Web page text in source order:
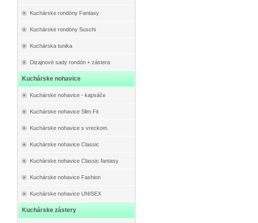
Kuchárske rondóny Fantasy
Kuchárske rondóny Suschi
Kuchárska tunika
Dizajnové sady rondón + zástera
Kuchárske nohavice
Kuchárske nohavice - kapsáče
Kuchárske nohavice Slim Fit
Kuchárske nohavice s vreckom.
Kuchárske nohavice Classic
Kuchárske nohavice Classic fantasy
Kuchárske nohavice Fashion
Kuchárske nohavice UNISEX
Kuchárske zástery